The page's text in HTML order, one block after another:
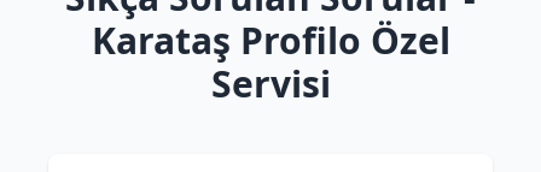
Karataş Profilo Özel
Servisi